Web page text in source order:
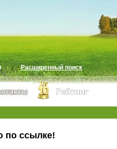
Расширенный поиск
по ссылке!